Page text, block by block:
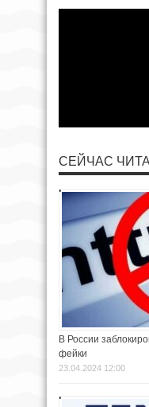
СЕЙЧАС
В России
фейки
23.04.2024 12:00